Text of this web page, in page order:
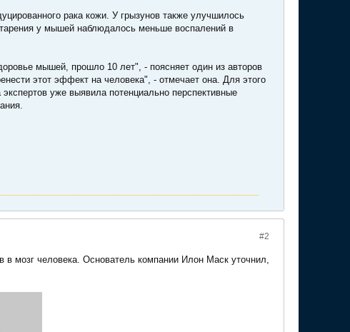
рака кожи. У грызунов также улучшилось
у мышей наблюдалось меньше воспалений в
мышей, прошло 10 лет", - поясняет один из авторов
этот эффект на человека", - отмечает она. Для этого
уже выявила потенциально перспективные
#2
в мозг человека. Основатель компании Илон Маск уточнил,